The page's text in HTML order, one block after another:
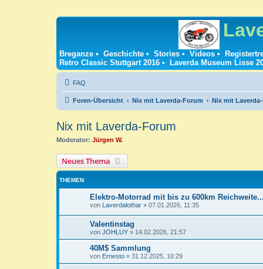
Breganze • Geschichte • Stories • Videos •
Retro Classic Stuttgart 2016 • Laverda Museum Lisse
FAQ
Foren-Übersicht Nix mit Laverda-Forum Nix mit
Nix mit Laverda-Forum
Moderator: Jürgen W.
Neues Thema
THEMEN
Elektro-Motorrad mit bis zu 600km Reichweite...
von Laverdalothar » 07.01.2026, 11:35
Valentinstag
von JOHLUY » 14.02.2026, 21:57
40M$ Sammlung
von Ernesto » 31.12.2025, 10:29